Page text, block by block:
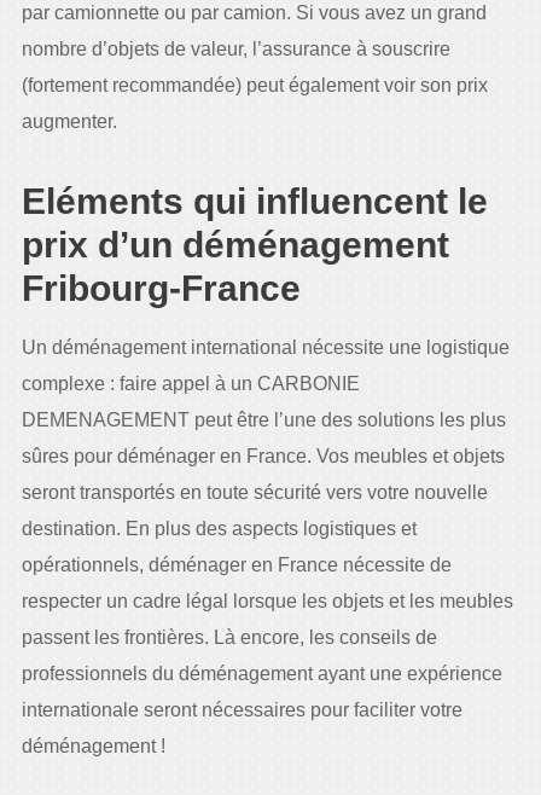
par camionnette ou par camion. Si vous avez un grand
nombre d’objets de valeur, l’assurance à souscrire
(fortement recommandée) peut également voir son prix
augmenter.
Eléments qui influencent le
prix d’un déménagement
Fribourg-France
Un déménagement international nécessite une logistique
complexe : faire appel à un CARBONIE
DEMENAGEMENT peut être l’une des solutions les plus
sûres pour déménager en France. Vos meubles et objets
seront transportés en toute sécurité vers votre nouvelle
destination. En plus des aspects logistiques et
opérationnels, déménager en France nécessite de
respecter un cadre légal lorsque les objets et les meubles
passent les frontières. Là encore, les conseils de
professionnels du déménagement ayant une expérience
internationale seront nécessaires pour faciliter votre
déménagement !